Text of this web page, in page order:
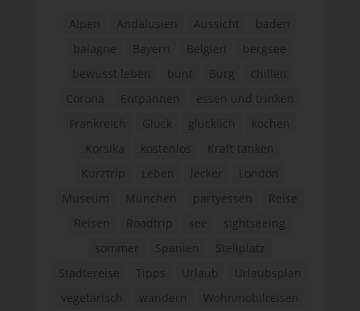
Alpen Andalusien Aussicht
baden
balagne
Bayern Belgien
bergsee
bewusst leben
bunt Burg
chillen
Corona
Entpannen
essen und trinken
Frankreich
Glück glücklich
kochen
Korsika
kostenlos
Kraft tanken
Kurztrip
Leben lecker
London
Museum
München partyessen
Reise
Reisen
Roadtrip see
sightseeing
sommer
Spanien
Stellplatz
Städtereise
Tipps Urlaub
Urlaubsplan
vegetarisch
wandern Wohnmobilreisen